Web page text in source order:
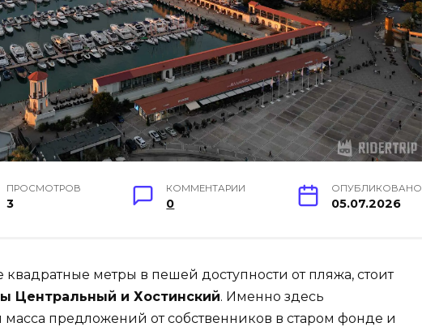
ПРОСМОТРОВ
3
КОММЕНТАРИИ
0
ОПУБЛИКОВАНО
05.07.2026
квадратные метры в пешей доступности от пляжа, стоит
Центральный и Хостинский. Именно здесь
масса предложений от собственников в старом фонде и